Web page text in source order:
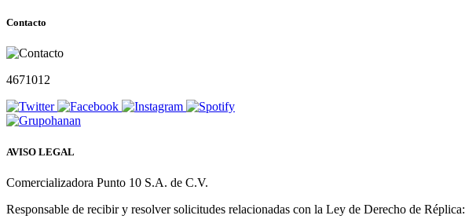
Contacto
4671012
AVISO LEGAL
Comercializadora Punto 10 S.A. de C.V.
Responsable de recibir y resolver solicitudes relacionadas con la Ley de Derecho de Réplica: